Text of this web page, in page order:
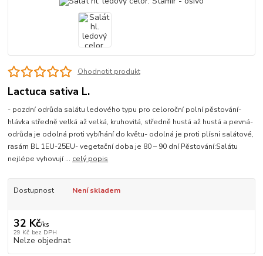
Ohodnotit produkt
Lactuca sativa L.
- pozdní odrůda salátu ledového typu pro celoroční polní pěstování-
hlávka středně velká až velká, kruhovitá, středně hustá až hustá a pevná-
odrůda je odolná proti vybíhání do květu- odolná je proti plísni salátové,
rasám BL 1EU-25EU- vegetační doba je 80 – 90 dní Pěstování:Salátu
nejlépe vyhovují ... celý popis
Dostupnost Není skladem
32 Kč/ks
29 Kč bez DPH
Nelze objednat